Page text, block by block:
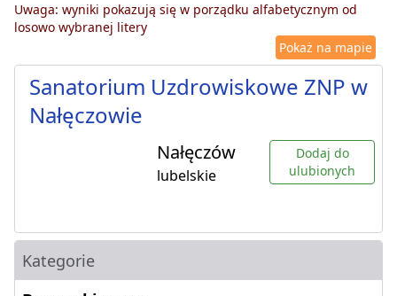
Uwaga: wyniki pokazują się w porządku alfabetycznym od
losowo wybranej litery
Pokaż na mapie
Sanatorium Uzdrowiskowe ZNP w
Nałęczowie
Nałęczów
lubelskie
Dodaj do
ulubionych
Kategorie